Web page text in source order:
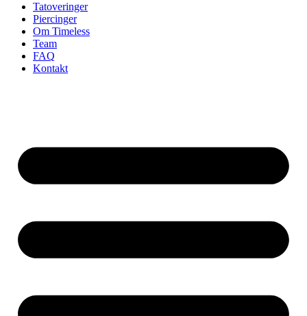
Tatoveringer
Piercinger
Om Timeless
Team
FAQ
Kontakt